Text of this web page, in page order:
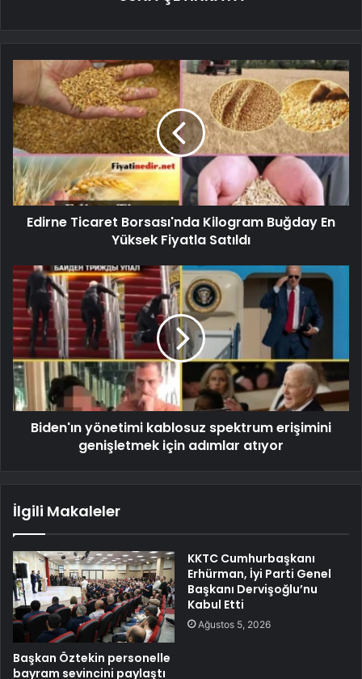
Edirne Ticaret Borsası'nda Kilogram Buğday En
Yüksek Fiyatla Satıldı
Biden'ın yönetimi kablosuz spektrum erişimini
genişletmek için adımlar atıyor
İlgili Makaleler
Başkan Öztekin personelle
bayram sevincini paylaştı
KKTC Cumhurbaşkanı
Erhürman, İyi Parti Genel
Başkanı Dervişoğlu’nu
Kabul Etti
Ağustos 5, 2026